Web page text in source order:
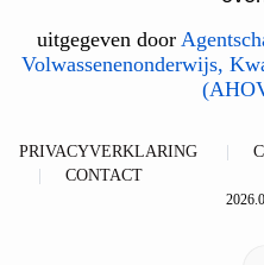
uitgegeven door
Volwassenenonderwijs,
PRIVACYVERKLARING
CONTACT